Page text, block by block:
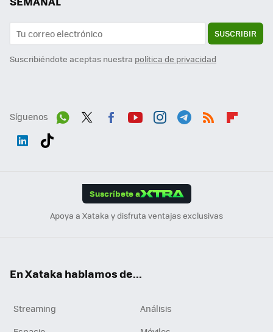
SUSCRIBIR
Suscribiéndote aceptas nuestra política de privacidad
Síguenos
Suscríbete a
Apoya a Xataka y disfruta ventajas exclusivas
En Xataka hablamos de...
Streaming
Análisis